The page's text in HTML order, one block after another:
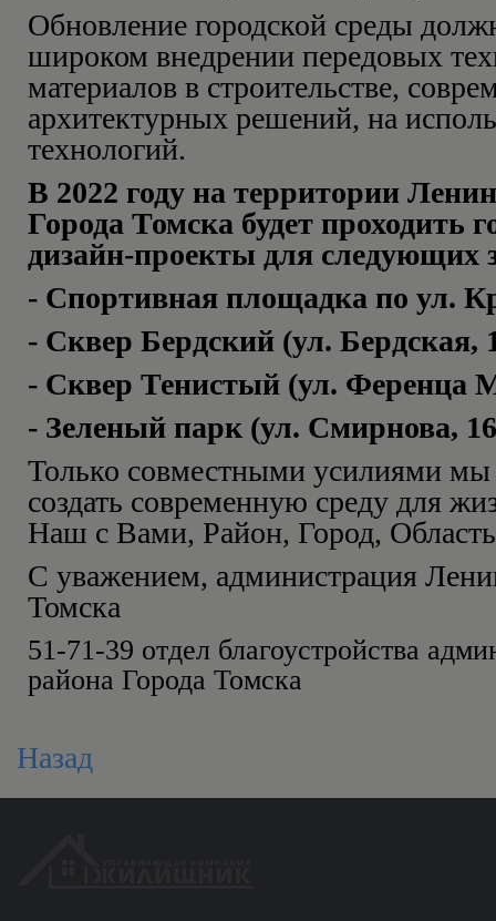
Обновление городской среды
широком внедрении передовых
материалов в строительстве,
архитектурных решений, на
технологий.
В 2022 году на территории
Города Томска будет проходить
дизайн-проекты для следующих
- Спортивная площадка по ул.
- Сквер Бердский (ул. Бердская,
- Сквер Тенистый (ул. Ференца
- Зеленый парк (ул. Смирнова,
Только совместными усилиями
создать современную среду для
Наш с Вами, Район, Город,
С уважением, администрация
Томска
51-71-39 отдел благоустройства
района Города Томска
Назад